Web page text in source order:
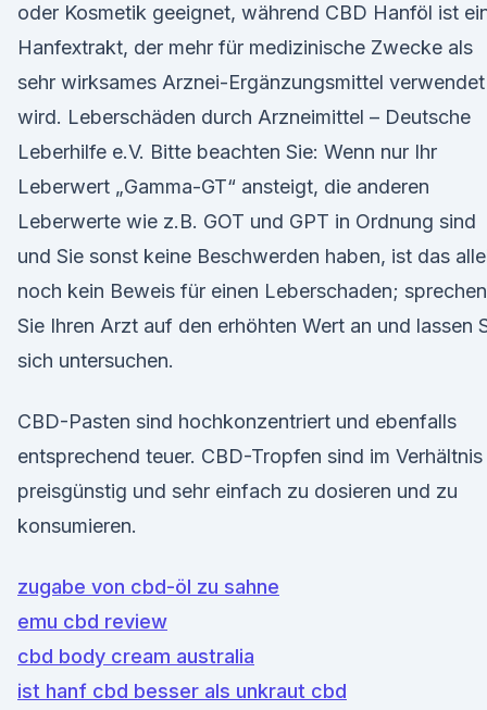
oder Kosmetik geeignet, während CBD Hanföl ist
Hanfextrakt, der mehr für medizinische Zwecke als
sehr wirksames Arznei-Ergänzungsmittel verwendet
wird. Leberschäden durch Arzneimittel – Deutsche
Leberhilfe e.V. Bitte beachten Sie: Wenn nur Ihr
Leberwert „Gamma-GT“ ansteigt, die anderen
Leberwerte wie z.B. GOT und GPT in Ordnung sind
und Sie sonst keine Beschwerden haben, ist das
noch kein Beweis für einen Leberschaden; sprechen
Sie Ihren Arzt auf den erhöhten Wert an und lassen
sich untersuchen.
CBD-Pasten sind hochkonzentriert und ebenfalls
entsprechend teuer. CBD-Tropfen sind im Verhältnis
preisgünstig und sehr einfach zu dosieren und zu
konsumieren.
zugabe von cbd-öl zu sahne
emu cbd review
cbd body cream australia
ist hanf cbd besser als unkraut cbd